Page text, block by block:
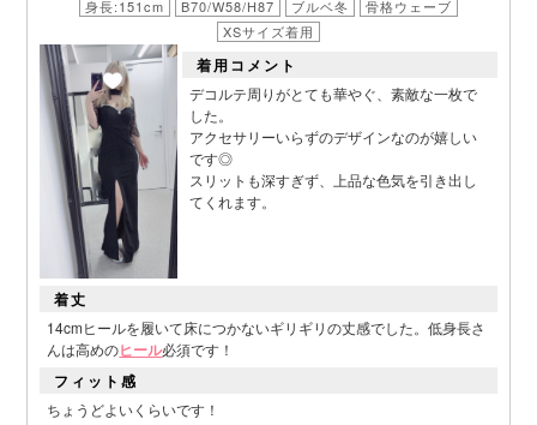
身長:151cm B70/W58/H87 ブルベ冬
骨格ウェーブ
XSサイズ着用
着用コメント
デコルテ周りがとても華やぐ、素敵な一枚で
した。
アクセサリーいらずのデザインなのが嬉しい
です◎
スリットも深すぎず、上品な色気を引き出し
てくれます。
着丈
14cmヒールを履いて床につかないギリギリの丈感でした。低身長さ
んは高めのヒール必須です！
フィット感
ちょうどよいくらいです！